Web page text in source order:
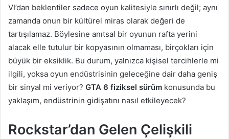
VI’dan beklentiler sadece oyun kalitesiyle sınırlı değil; aynı
zamanda onun bir kültürel miras olarak değeri de
tartışılamaz. Böylesine anıtsal bir oyunun rafta yerini
alacak elle tutulur bir kopyasının olmaması, birçokları için
büyük bir eksiklik. Bu durum, yalnızca kişisel tercihlerle mi
ilgili, yoksa oyun endüstrisinin geleceğine dair daha geniş
bir sinyal mi veriyor? GTA 6 fiziksel sürüm konusunda bu
yaklaşım, endüstrinin gidişatını nasıl etkileyecek?
Rockstar’dan Gelen Çelişkili